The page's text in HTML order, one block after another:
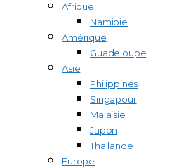
Afrique
Namibie
Amérique
Guadeloupe
Asie
Philippines
Singapour
Malaisie
Japon
Thaïlande
Europe